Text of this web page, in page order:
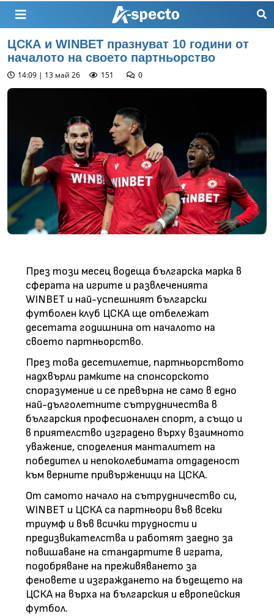
ЦСКА и WINBET празнуват 10 години от
началото на своето партньорство
14:09 | 13 май 26 151 0
През този месец водеща българска марка в
сферата на игрите и развлеченията
WINBET и най-успешният български
футболен клуб ЦСКА ще отбележат
десетата годишнина от началото на
своето партньорство.
През това десетилетие, партньорството
надхвърли рамките на спонсорското
споразумение и се превърна не само в едно
най-дълголетните сътрудничества в
българския професионален спорт, а също и
в приятелство изградено върху взаимното
уважение, споделения манталитет на
победител и непоколебимата отдаденост
към верните привърженици на ЦСКА.
От самото начало на сътрудничество си,
WINBET и ЦСКА са партньори във всеки
триумф и във всички трудности и
предизвикателства и работят заедно за
повишаване на стандартите в играта,
подобряване на преживяването за
феновете и изграждането на бъдещето на
ЦСКА на върха на българския и европейския
футбол.